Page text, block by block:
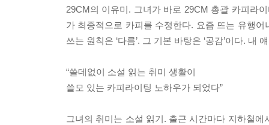
29CM의 이유미. 그녀가 바로 29CM 총괄 카피라
가 최종적으로 카피를 수정한다. 요즘 뜨는 유행어
쓰는 원칙은 ‘다름’. 그 기본 바탕은 ‘공감’이다.
“쓸데없이 소설 읽는 취미 생활이
쓸모 있는 카피라이팅 노하우가 되었다”
그녀의 취미는 소설 읽기. 출근 시간마다 지하철